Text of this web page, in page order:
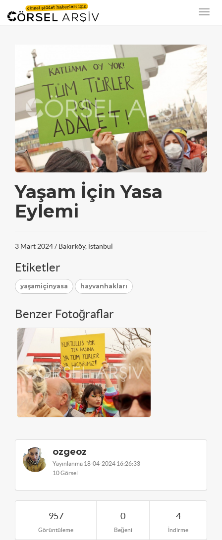
Yaşam İçin Yasa
Eylemi
3 Mart 2024 / Bakırköy, İstanbul
Etiketler
yaşamiçinyasa hayvanhakları
Benzer Fotoğraflar
ozgeoz
Yayınlanma 18-04-2024 16:26:33
10 Görsel
957
Görüntüleme
0
Beğeni
4
İndirme